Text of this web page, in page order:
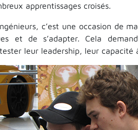
apprentissages croisés.
c’est une occasion de
et de s’adapter. Cela
leur leadership, leur capacité